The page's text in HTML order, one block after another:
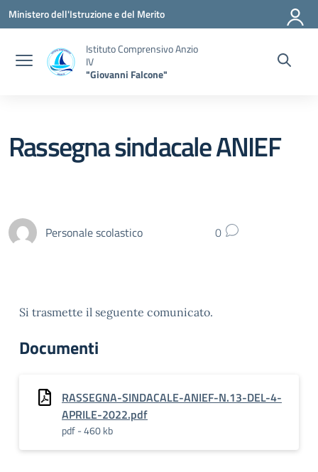
Vai ai contenuti
Vai al menu di navigazione
Vai al footer
Ministero dell'Istruzione e del Merito
Istituto Comprensivo Anzio
IV
"Giovanni Falcone"
Rassegna sindacale ANIEF
Personale scolastico 0
Si trasmette il seguente comunicato.
Documenti
RASSEGNA-SINDACALE-ANIEF-N.13-DEL-4-
APRILE-2022.pdf
pdf - 460 kb